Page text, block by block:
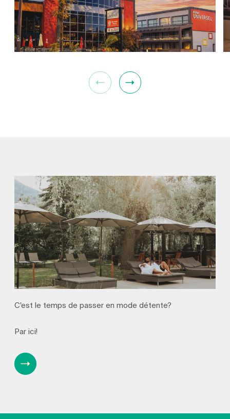
C'est le temps de passer en mode détente?
Par ici!